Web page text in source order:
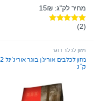
מחיר לק"ג: 15₪
דורג(2)
מזון לכלב בוגר
מזון לכלבים אוריג’ן בוגר אוריג’ינל 2
ק”ג